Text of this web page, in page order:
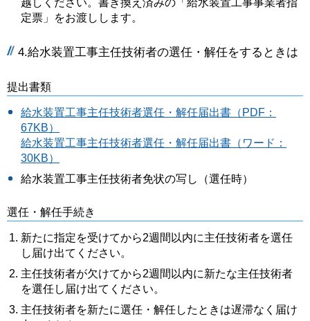
定票」をお渡しします。
4.給水装置工事主任技術者の選任・解任をするときは
提出書類
給水装置工事主任技術者選任・解任届出書（PDF：
67KB）
給水装置工事主任技術者選任・解任届出書（ワード：
30KB）
給水装置工事主任技術者免状の写し（選任時）
選任・解任手続き
新たに指定を受けてから2週間以内に主任技術者を選任
し届け出てください。
主任技術者が欠けてから2週間以内に新たな主任技術者
を選任し届け出てください。
主任技術者を新たに選任・解任したときは遅滞なく届け